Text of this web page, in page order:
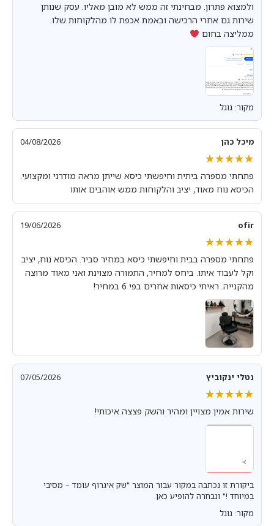
ולמצוא פתרון. מבחינתי זה ממש לא מובן מאליו. עסק שנותן
שירות גם אחרי הרכישה ובאמת אכפת לו מהלקוחות שלו.
ממליצה בחום
מקור: גוגל
מיכל כהן 04/08/2026
★★★★★
★★★★★
פתחתי מספרה ביתית וחיפשתי כיסא שייתן מראה מודרני ומקצועי.
הכיסא נוח מאוד, יציב והלקוחות ממש אוהבים אותו
ofir
19/06/2026
★★★★★
★★★★★
פתחתי מספרה בבית וחיפשתי כיסא במחיר סביר. הכיסא נוח, יציב
וקל לעבוד איתו. ביחס למחיר, התמורה מצוינת ואני מאוד מרוצה
מהקנייה. ראיתי כיסאות אחרים בפי 6 במחיר!
נטלי ינקוביץ 07/05/2026
★★★★★
★★★★★
שירות אמין מצויין ומהיר והשק פצצה איכותי!
ביקורת זו נכתבה במקור עבור המוצר "שק איגרוף עומד – מסיבי
במיוחד !" ונבחרה להופיע כאן.
מקור: גוגל